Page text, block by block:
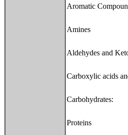
Aromatic
Amines
Aldehydes and
Carboxylic acids
Carbohydrates:
Proteins